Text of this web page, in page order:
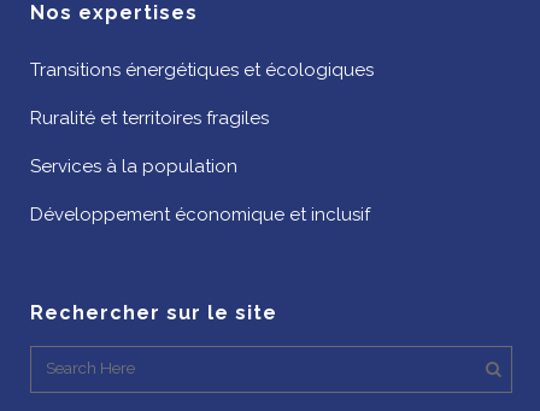
Nos expertises
Transitions énergétiques et écologiques
Ruralité et territoires fragiles
Services à la population
Développement économique et inclusif
Rechercher sur le site